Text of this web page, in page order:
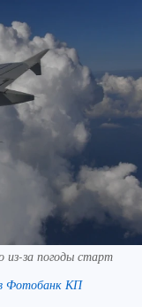
из-за погоды старт
Фотобанк КП